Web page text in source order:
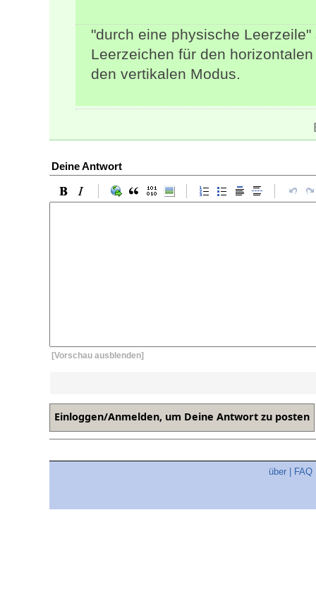
"durch eine physische
Leerzeichen für den
den vertikalen Modus.
Deine Antwort
[Vorschau ausblenden]
über FAQ